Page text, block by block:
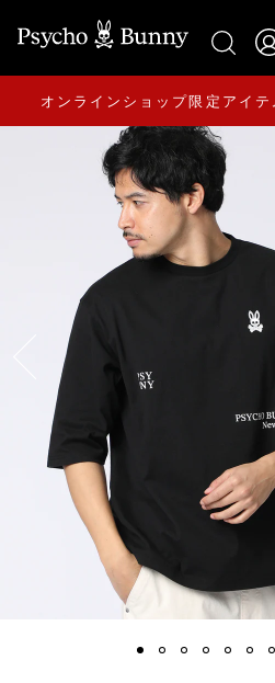
オンラインショップ限定アイテ